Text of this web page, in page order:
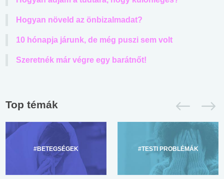
Hogyan növeld az önbizalmadat?
10 hónapja járunk, de még puszi sem volt
Szeretnék már végre egy barátnőt!
Top témák
#BETEGSÉGEK #TESTI PROBLÉMÁK